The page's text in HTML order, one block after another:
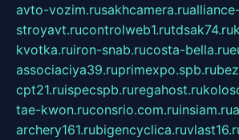
avto-vozim.rusakhcamera.ru
stroyavt.rucontrolweb1.rutdsak74.ru
kvotka.ruiron-snab.rucosta-bella.ru
associaciya39.ruprimexpo.spb.ru
cpt21.ruispecspb.ruregahost.ru
tae-kwon.ruconsrio.com.ruinsiam.ru
archery161.rubigencyclica.ru